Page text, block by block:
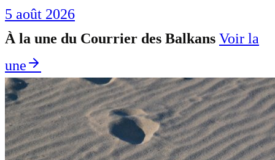
5 août 2026
À la une du Courrier des Balkans Voir la
une